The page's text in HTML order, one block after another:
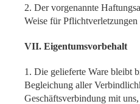
2. Der vorgenannte
Weise für
VII. Eigentumsvorbehalt
1. Die gelieferte Ware bleibt
Begleichung aller
Geschäftsverbindung mit